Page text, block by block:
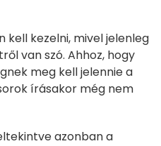
kell kezelni, mivel jelenleg
van szó. Ahhoz, hogy
meg kell jelennie a
írásakor még nem
azonban a